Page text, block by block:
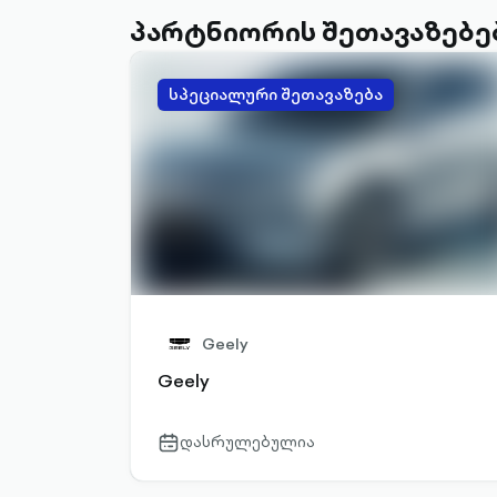
პარტნიორის
სპეციალური შეთავაზება
Geely
Geely
calendar-
დასრულებულია